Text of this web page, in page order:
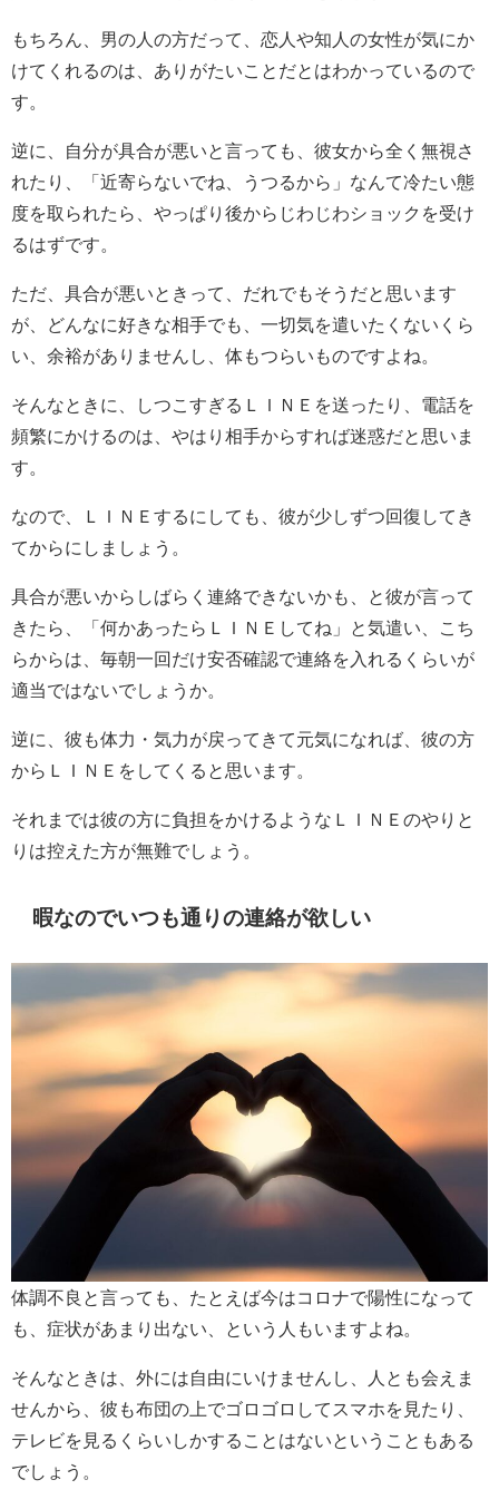
もちろん、男の人の方だって、恋人や知人の女性が気にか
けてくれるのは、ありがたいことだとはわかっているので
す。
逆に、自分が具合が悪いと言っても、彼女から全く無視さ
れたり、「近寄らないでね、うつるから」なんて冷たい態
度を取られたら、やっぱり後からじわじわショックを受け
るはずです。
ただ、具合が悪いときって、だれでもそうだと思います
が、どんなに好きな相手でも、一切気を遣いたくないくら
い、余裕がありませんし、体もつらいものですよね。
そんなときに、しつこすぎるＬＩＮＥを送ったり、電話を
頻繁にかけるのは、やはり相手からすれば迷惑だと思いま
す。
なので、ＬＩＮＥするにしても、彼が少しずつ回復してき
てからにしましょう。
具合が悪いからしばらく連絡できないかも、と彼が言って
きたら、「何かあったらＬＩＮＥしてね」と気遣い、こち
らからは、毎朝一回だけ安否確認で連絡を入れるくらいが
適当ではないでしょうか。
逆に、彼も体力・気力が戻ってきて元気になれば、彼の方
からＬＩＮＥをしてくると思います。
それまでは彼の方に負担をかけるようなＬＩＮＥのやりと
りは控えた方が無難でしょう。
暇なのでいつも通りの連絡が欲しい
体調不良と言っても、たとえば今はコロナで陽性になって
も、症状があまり出ない、という人もいますよね。
そんなときは、外には自由にいけませんし、人とも会えま
せんから、彼も布団の上でゴロゴロしてスマホを見たり、
テレビを見るくらいしかすることはないということもある
でしょう。